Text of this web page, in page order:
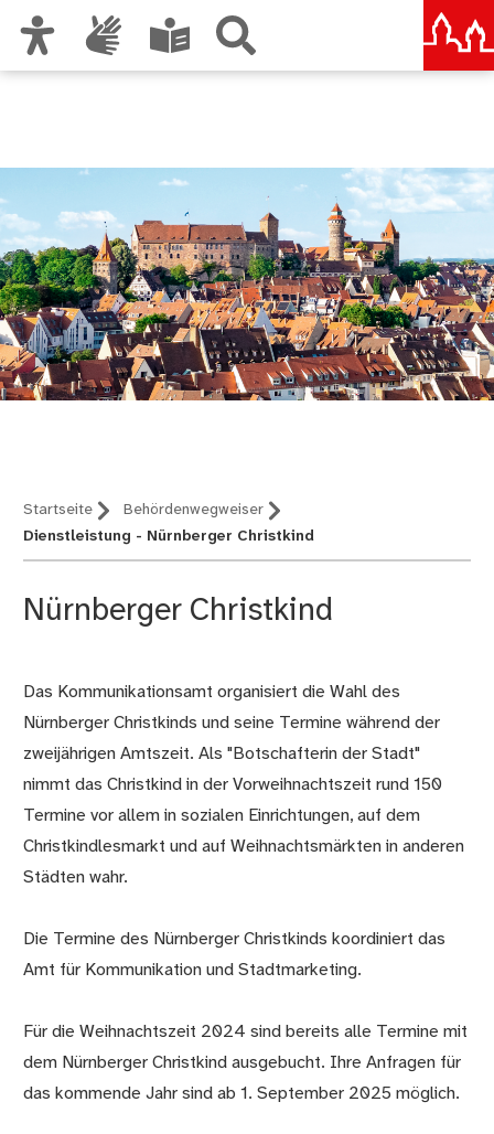
Startseite
Behördenwegweiser
Dienstleistung - Nürnberger Christkind
Nürnberger Christkind
Beschreibung
Das Kommunikationsamt organisiert die Wahl des
Nürnberger Christkinds und seine Termine während der
zweijährigen Amtszeit. Als "Botschafterin der Stadt"
nimmt das Christkind in der Vorweihnachtszeit rund 150
Termine vor allem in sozialen Einrichtungen, auf dem
Christkindlesmarkt und auf Weihnachtsmärkten in anderen
Städten wahr.
Die Termine des Nürnberger Christkinds koordiniert das
Amt für Kommunikation und Stadtmarketing.
Für die Weihnachtszeit 2024 sind bereits alle Termine mit
dem Nürnberger Christkind ausgebucht. Ihre Anfragen für
das kommende Jahr sind ab 1. September 2025 möglich.